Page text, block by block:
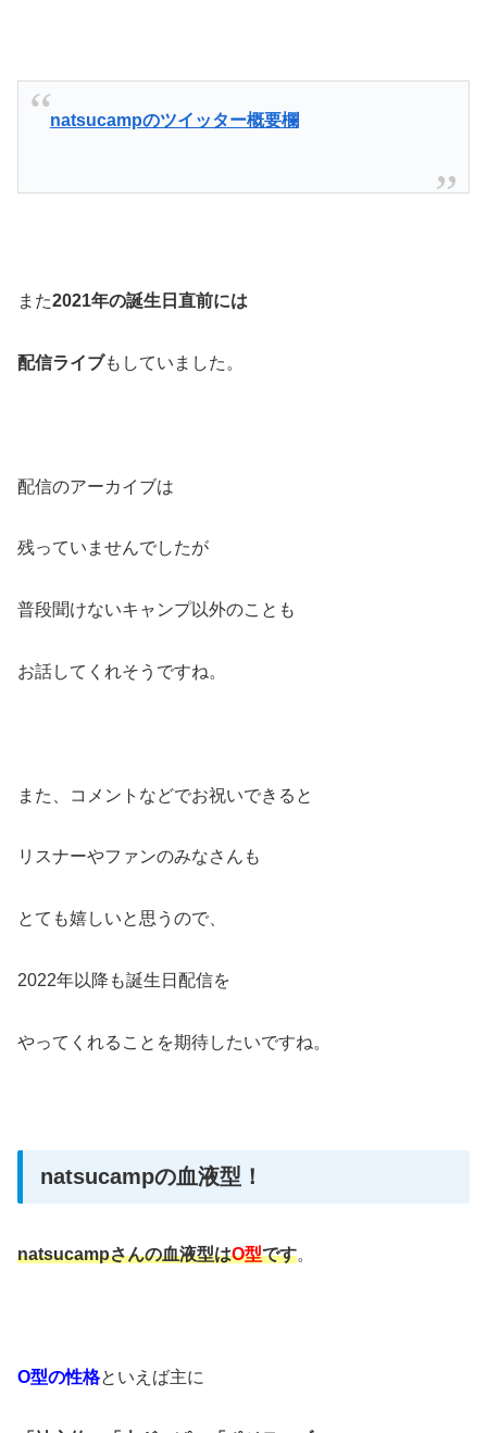
natsucampのツイッター概要欄
また2021年の誕生日直前には
配信ライブもしていました。
配信のアーカイブは
残っていませんでしたが
普段聞けないキャンプ以外のことも
お話してくれそうですね。
また、コメントなどでお祝いできると
リスナーやファンのみなさんも
とても嬉しいと思うので、
2022年以降も誕生日配信を
やってくれることを期待したいですね。
natsucampの血液型！
natsucampさんの血液型はO型です。
O型の性格といえば主に